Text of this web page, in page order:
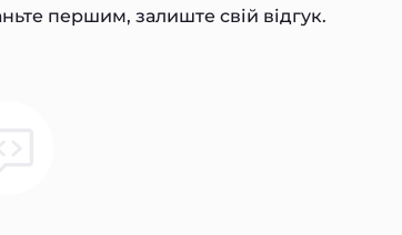
першим, залиште свій відгук.